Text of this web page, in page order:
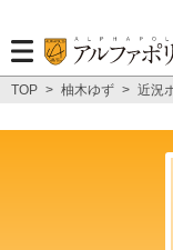
TOP > 柚木ゆず > 近況